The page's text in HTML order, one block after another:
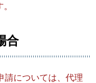
合
請については、代理